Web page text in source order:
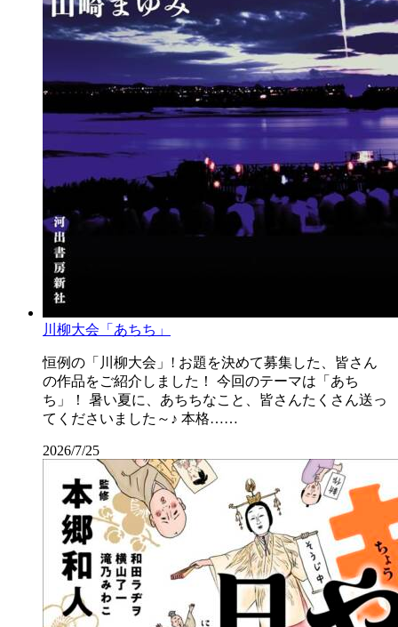
川柳大会「あちち」
恒例の「川柳大会」! お題を決めて募集した、皆さん
の作品をご紹介しました！ 今回のテーマは「あち
ち」！ 暑い夏に、あちちなこと、皆さんたくさん送っ
てくださいました～♪ 本格……
2026/7/25